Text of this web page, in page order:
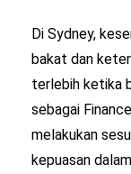
Di Sydney,
bakat dan
terlebih ketika
sebagai
melakukan
kepuasan